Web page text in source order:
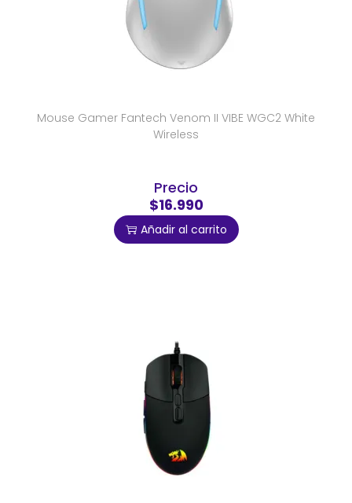
Mouse Gamer Fantech Venom II VIBE WGC2 White
Wireless
Precio
$16.990
Añadir al carrito